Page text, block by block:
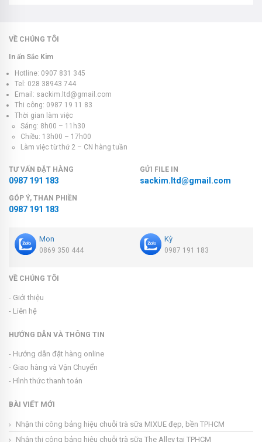
VỀ CHÚNG TÔI
In ấn Sắc Kim
Hotline: 0907 831 345
Tel: 028 38943 744
Email: sackim.ltd@gmail.com
Thi công: 0987 19 11 83
Thời gian làm việc
Sáng: 8h00 – 11h30
Chiều: 13h00 – 17h00
Làm việc từ thứ 2 – CN hàng tuần
TƯ VẤN ĐẶT HÀNG
0987 191 183
GỬI FILE IN
sackim.ltd@gmail.com
GÓP Ý, THAN PHIỀN
0987 191 183
Mon
0869 350 444
Kỳ
0987 191 183
VỀ CHÚNG TÔI
- Giới thiệu
- Liên hệ
HƯỚNG DẪN VÀ THÔNG TIN
- Hướng dẫn đặt hàng online
- Giao hàng và Vận Chuyển
- Hình thức thanh toán
BÀI VIẾT MỚI
Nhận thi công bảng hiệu chuỗi trà sữa MIXUE đẹp, bền TPHCM
Nhận thi công bảng hiệu chuỗi trà sữa The Alley tại TPHCM